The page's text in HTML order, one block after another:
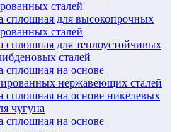
сталей
сплошная для высокопрочных
сталей
сплошная для теплоустойчивых
сталей
сплошная на основе
нержавеющих сталей
сплошная на основе никелевых
чугуна
сплошная на основе